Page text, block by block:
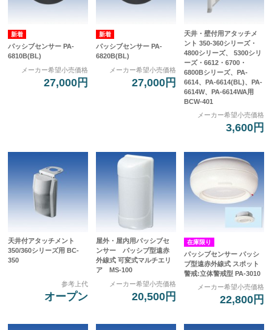
パッシブセンサー PA-
6810B(BL)
メーカー希望小売価格
27,000円
パッシブセンサー PA-
6820B(BL)
メーカー希望小売価格
27,000円
天井・壁付用アタッチメ
ント 350-360シリーズ・
4800シリーズ、 5300シリ
ーズ・6612・6700・
6800Bシリーズ、PA-
6614、PA-6614(BL)、PA-
6614W、PA-6614WA用
BCW-401
メーカー希望小売価格
3,600円
天井付アタッチメント
350/360シリーズ用 BC-
350
参考上代
オープン
屋外・屋内用パッシブセ
ンサー パッシブ型遠赤
外線式 可変式マルチエリ
ア MS-100
メーカー希望小売価格
20,500円
在庫限り
パッシブセンサー パッシ
ブ型遠赤外線式 スポット
警戒:立体警戒型 PA-3010
メーカー希望小売価格
22,800円